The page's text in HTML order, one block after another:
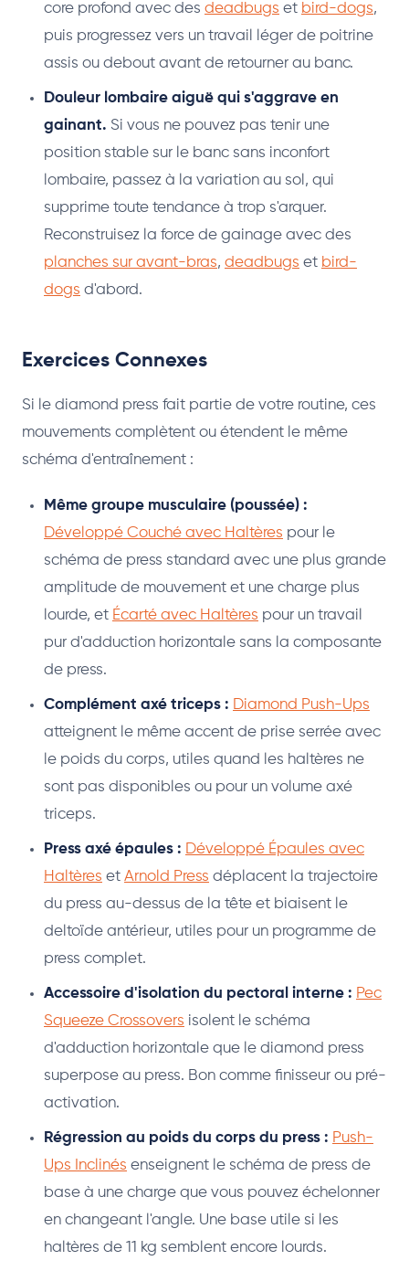
core profond avec des deadbugs et bird-dogs,
puis progressez vers un travail léger de poitrine
assis ou debout avant de retourner au banc.
Douleur lombaire aiguë qui s'aggrave en
gainant. Si vous ne pouvez pas tenir une
position stable sur le banc sans inconfort
lombaire, passez à la variation au sol, qui
supprime toute tendance à trop s'arquer.
Reconstruisez la force de gainage avec des
planches sur avant-bras, deadbugs et bird-
dogs d'abord.
Exercices Connexes
Si le diamond press fait partie de votre routine, ces
mouvements complètent ou étendent le même
schéma d'entraînement :
Même groupe musculaire (poussée) :
Développé Couché avec Haltères pour le
schéma de press standard avec une plus grande
amplitude de mouvement et une charge plus
lourde, et Écarté avec Haltères pour un travail
pur d'adduction horizontale sans la composante
de press.
Complément axé triceps : Diamond Push-Ups
atteignent le même accent de prise serrée avec
le poids du corps, utiles quand les haltères ne
sont pas disponibles ou pour un volume axé
triceps.
Press axé épaules : Développé Épaules avec
Haltères et Arnold Press déplacent la trajectoire
du press au-dessus de la tête et biaisent le
deltoïde antérieur, utiles pour un programme de
press complet.
Accessoire d'isolation du pectoral interne : Pec
Squeeze Crossovers isolent le schéma
d'adduction horizontale que le diamond press
superpose au press. Bon comme finisseur ou pré-
activation.
Régression au poids du corps du press : Push-
Ups Inclinés enseignent le schéma de press de
base à une charge que vous pouvez échelonner
en changeant l'angle. Une base utile si les
haltères de 11 kg semblent encore lourds.